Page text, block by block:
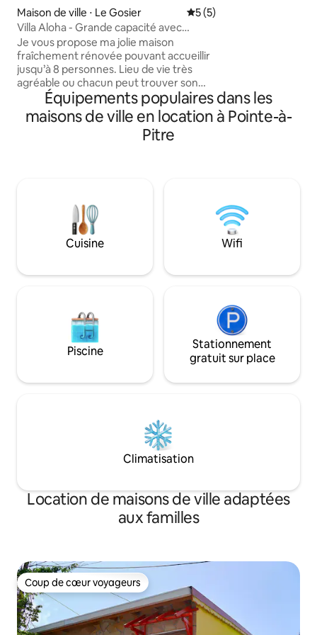
Maison de ville ⋅ Le Gosier Évaluation moyenne sur
5 (5)
Villa Aloha - Grande capacité avec
jacuzzi
Je vous propose ma jolie maison
fraîchement rénovée pouvant accueillir
jusqu’à 8 personnes. Lieu de vie très
agréable ou chacun peut trouver son
indépendance grâce aux 4 chambres,
salon d'intérieur, terrasses, hamac,
jacuzzi, jardin,...pour offrir de bons
heures de pointes et permettant de
visiter aisément la Guadeloupe.
Équipements populaires dans les
maisons de ville en location à Pointe-à-
Pitre
Cuisine Wifi
Piscine
Stationnement
gratuit sur place
Climatisation
Location de maisons de ville adaptées
aux familles
Coup de cœur voyageurs
Coup de cœur voyageurs